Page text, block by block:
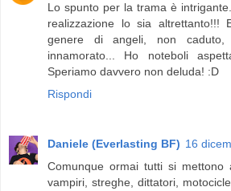
Lo spunto per la trama è
realizzazione lo sia altrettanto!!!
genere di angeli, non caduto,
innamorato... Ho noteboli
Speriamo davvero non deluda! :D
Rispondi
Daniele (Everlasting BF) 16
Comunque ormai tutti si mettono
vampiri, streghe, dittatori,